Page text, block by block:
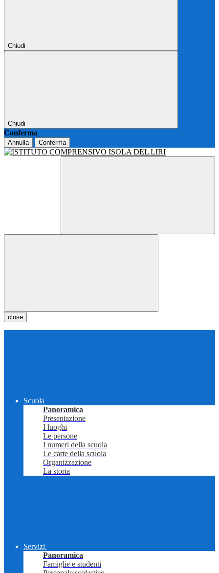
Chiudi
Chiudi
Conferma
Annulla Conferma
close
Scuola
Panoramica
Presentazione
I luoghi
Le persone
I numeri della scuola
Le carte della scuola
Organizzazione
La storia
Servizi
Panoramica
Famiglie e studenti